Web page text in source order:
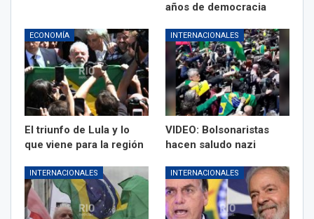
años de democracia
ECONOMÍA
El triunfo de Lula y lo
que viene para la región
INTERNACIONALES
VIDEO: Bolsonaristas
hacen saludo nazi
INTERNACIONALES INTERNACIONALES